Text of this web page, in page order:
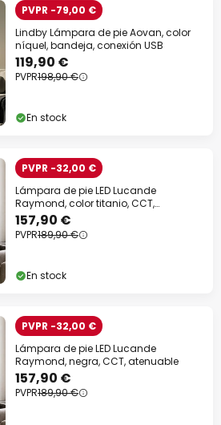
PVPR -79,00 €
Lindby Lámpara de pie Aovan, color
níquel, bandeja, conexión USB
119,90 €
PVPR198,90 €
En stock
PVPR -32,00 €
Lámpara de pie LED Lucande
Raymond, color titanio, CCT,
atenuable
157,90 €
PVPR189,90 €
En stock
PVPR -32,00 €
Lámpara de pie LED Lucande
Raymond, negra, CCT, atenuable
157,90 €
PVPR189,90 €